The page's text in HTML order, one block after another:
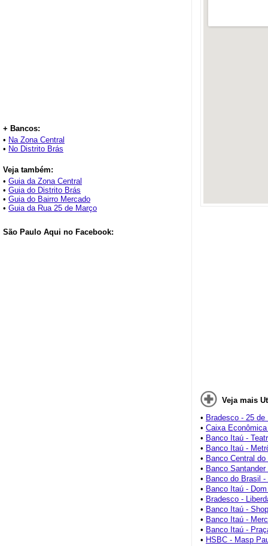
+ Bancos:
• Na Zona Central
• No Distrito Brás
Veja também:
• Guia da Zona Central
• Guia do Distrito Brás
• Guia do Bairro Mercado
• Guia da Rua 25 de Março
São Paulo Aqui no Facebook:
Veja mais
• Bradesco - 25 de
• Caixa
• Banco Itaú -
• Banco Itaú -
• Banco Central
• Banco Santander
• Banco do Brasil
• Banco Itaú -
• Bradesco -
• Banco Itaú -
• Banco Itaú -
• Banco Itaú -
• HSBC - Masp